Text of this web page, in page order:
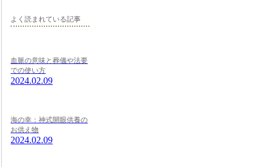
よく読まれている記事
血脈の意味と葬儀や法要
での使い方
2024.02.09
海の幸：神式開眼供養の
お供え物
2024.02.09